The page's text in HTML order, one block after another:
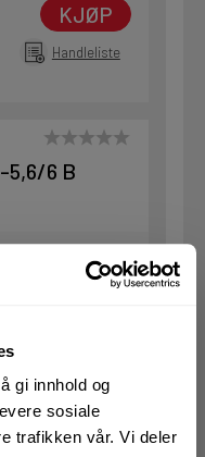
gi innhold og
sosiale
trafikken vår. Vi deler
KJØP
Handleliste
5,6/6 B
Handleliste